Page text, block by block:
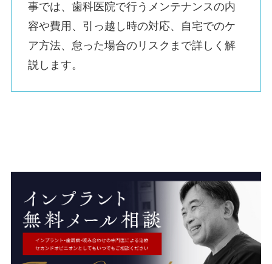
事では、歯科医院で行うメンテナンスの内
容や費用、引っ越し時の対応、自宅でのケ
ア方法、怠った場合のリスクまで詳しく解
説します。